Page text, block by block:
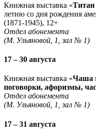
Книжная выставка «Титан
летию со дня рождения
(1871-1945), 12+
Отдел абонемента
(М. Ульяновой, 1, зал № 1)
17 – 30 августа
Книжная выставка «Чаша
поговорки, афоризмы,
Отдел абонемента
(М. Ульяновой, 1, зал № 1)
17 – 31 августа